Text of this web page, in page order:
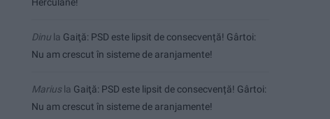
Dinu la Gaiţă: PSD este lipsit de consecvență! Gârtoi:
Nu am crescut în sisteme de aranjamente!
Mariusla Gaiţă: PSD este lipsit de consecvență! Gârtoi:
Nu am crescut în sisteme de aranjamente!